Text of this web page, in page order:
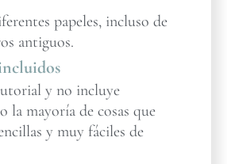
papeles, incluso de
antiguos.
y no incluye
la mayoría de cosas que
y muy fáciles de